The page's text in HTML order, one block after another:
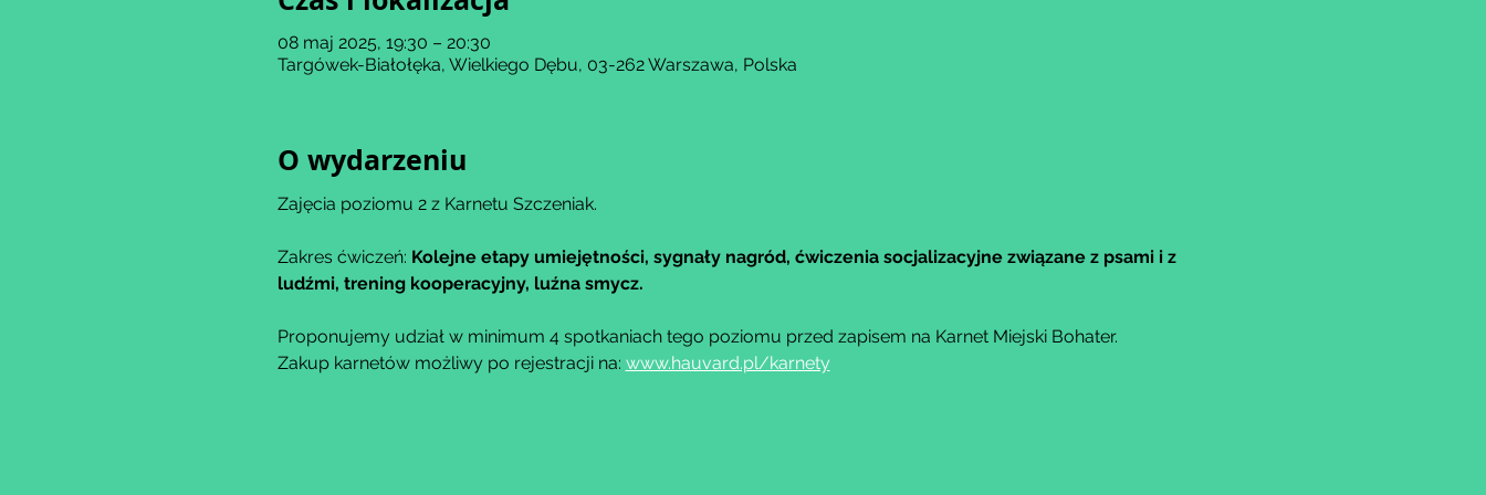
08 maj 2025, 19:30 – 20:30
Targówek-Białołęka, Wielkiego Dębu, 03-262 Warszawa, Polska
O wydarzeniu
Zajęcia poziomu 2 z Karnetu Szczeniak.
Zakres ćwiczeń: Kolejne etapy umiejętności, sygnały nagród, ćwiczenia socjalizacyjne związane z psami i z
ludźmi, trening kooperacyjny, luźna smycz.
Proponujemy udział w minimum 4 spotkaniach tego poziomu przed zapisem na Karnet Miejski Bohater.
Zakup karnetów możliwy po rejestracji na: www.hauvard.pl/karnety